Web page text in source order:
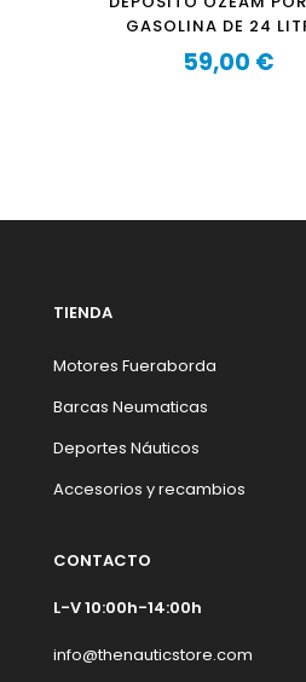
GASOLINA DE 24
Precio
59,00 €
TIENDA
Motores Fueraborda
Barcas Neumaticas
Deportes Náuticos
Accesorios y recambios
CONTACTO
L-V 10:00h-14:00h
info@thenauticstore.com